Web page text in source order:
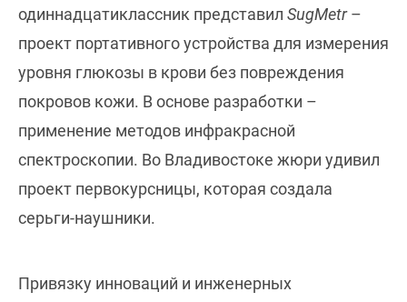
одиннадцатиклассник представил SugMetr–
проект портативного устройства для измерения
уровня глюкозы в крови без повреждения
покровов кожи. В основе разработки –
применение методов инфракрасной
спектроскопии. Во Владивостоке жюри удивил
проект первокурсницы, которая создала
серьги-наушники.
Привязку инноваций и инженерных